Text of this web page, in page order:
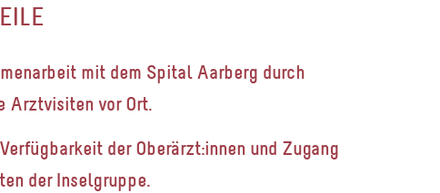
mit dem Spital Aarberg durch
Arztvisiten vor Ort.
der Oberärzt:innen und Zugang
der Inselgruppe.